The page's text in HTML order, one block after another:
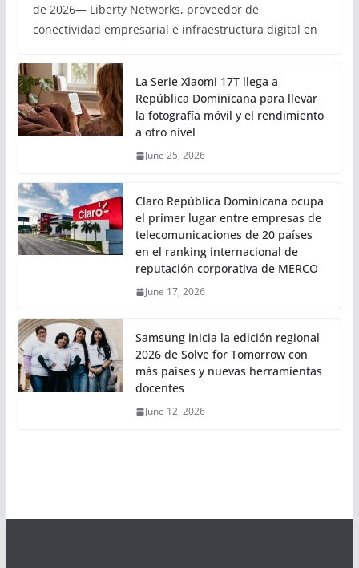
de 2026— Liberty Networks, proveedor de
conectividad empresarial e infraestructura digital en
La Serie Xiaomi 17T llega a
República Dominicana para llevar
la fotografía móvil y el rendimiento
a otro nivel
June 25, 2026
Claro República Dominicana ocupa
el primer lugar entre empresas de
telecomunicaciones de 20 países
en el ranking internacional de
reputación corporativa de MERCO
June 17, 2026
Samsung inicia la edición regional
2026 de Solve for Tomorrow con
más países y nuevas herramientas
docentes
June 12, 2026